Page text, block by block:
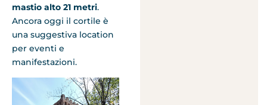
mastio alto 21 metri.
Ancora oggi il cortile è
una suggestiva location
per eventi e
manifestazioni.